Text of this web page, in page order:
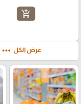
add_shopping_cart
عرض الكل more_horiz